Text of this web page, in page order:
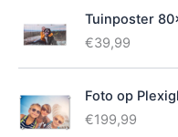
s
n
k
d
p
Tuinposter
€39,99
Foto op
€199,99